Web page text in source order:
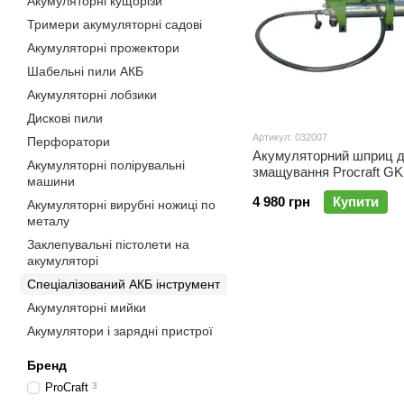
Артикул: 032007
Акумуляторний шприц
змащування Procraft
АКБ та ЗП) — 9000 PSI,
шланг 76 см
4 980 грн Купити
Тримери акумуляторні садові
Акумуляторні прожектори
Шабельні пили АКБ
Акумуляторні лобзики
Дискові пили
Перфоратори
Акумуляторні полірувальні
машини
Акумуляторні вирубні ножиці по
металу
Заклепувальні пістолети на
акумуляторі
Спеціалізований АКБ інструмент
Акумуляторні мийки
Акумулятори і зарядні пристрої
Бренд
ProCraft 3